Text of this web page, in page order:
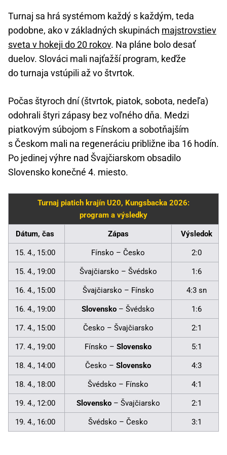
Turnaj sa hrá systémom každý s každým, teda
podobne, ako v základných skupinách majstrovstiev
sveta v hokeji do 20 rokov. Na pláne bolo desať
duelov. Slováci mali najťažší program, keďže
do turnaja vstúpili až vo štvrtok.
Počas štyroch dní (štvrtok, piatok, sobota, nedeľa)
odohrali štyri zápasy bez voľného dňa. Medzi
piatkovým súbojom s Fínskom a sobotňajším
s Českom mali na regeneráciu približne iba 16 hodín.
Po jedinej výhre nad Švajčiarskom obsadilo
Slovensko konečné 4. miesto.
Turnaj piatich krajín U20, Kungsbacka 2026:
program a výsledky
Dátum, čas Zápas Výsledok
15. 4., 15:00 Fínsko – Česko 2:0
15. 4., 19:00 Švajčiarsko – Švédsko 1:6
16. 4., 15:00 Švajčiarsko – Fínsko 4:3 sn
16. 4., 19:00 Slovensko – Švédsko 1:6
17. 4., 15:00 Česko – Švajčiarsko 2:1
17. 4., 19:00 Fínsko – Slovensko 5:1
18. 4., 14:00 Česko – Slovensko 4:3
18. 4., 18:00 Švédsko – Fínsko 4:1
19. 4., 12:00 Slovensko– Švajčiarsko 2:1
19. 4., 16:00 Švédsko – Česko 3:1